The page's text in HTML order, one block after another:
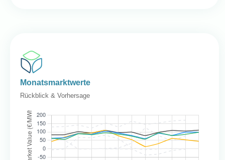
Monatsmarktwerte
Rückblick & Vorhersage